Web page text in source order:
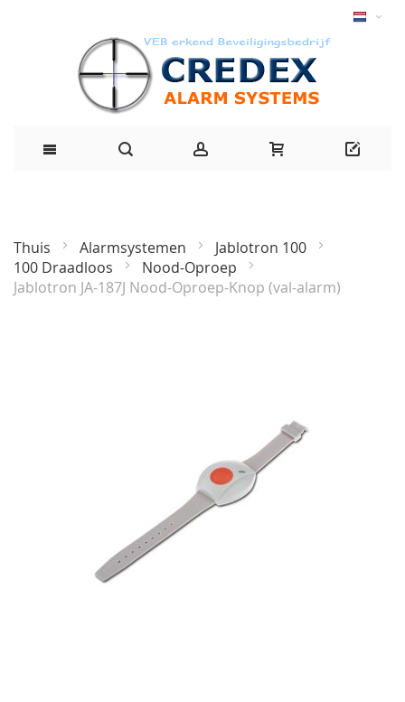
Thuis Alarmsystemen
Jablotron 100
100 Draadloos
Nood-Oproep
Jablotron JA-187J Nood-Oproep-Knop (val-alarm)